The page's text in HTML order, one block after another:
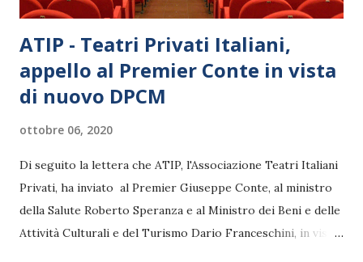
ATIP - Teatri Privati Italiani,
appello al Premier Conte in vista
di nuovo DPCM
ottobre 06, 2020
Di seguito la lettera che ATIP, l'Associazione Teatri Italiani
Privati, ha inviato al Premier Giuseppe Conte, al ministro
della Salute Roberto Speranza e al Ministro dei Beni e delle
Attività Culturali e del Turismo Dario Franceschini, in vista